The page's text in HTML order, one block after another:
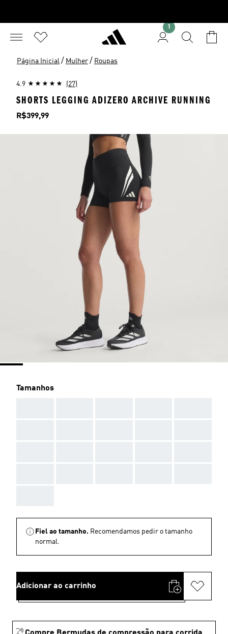
1
Página Inicial / Mulher / Roupas
4.9 (27)
SHORTS LEGGING ADIZERO ARCHIVE RUNNING
Preço
R$399,99
Tamanhos
Fiel ao tamanho. Recomendamos pedir o tamanho
normal.
Adicionar ao carrinho